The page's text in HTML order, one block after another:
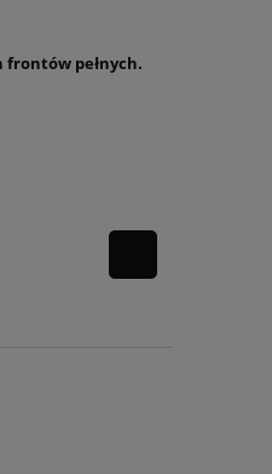
frontów pełnych.